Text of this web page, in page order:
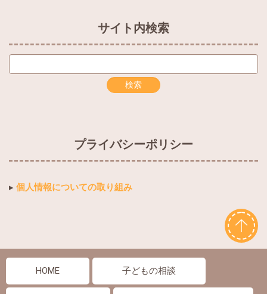
サイト内検索
プライバシーポリシー
▸ 個人情報についての取り組み
HOME 子どもの相談